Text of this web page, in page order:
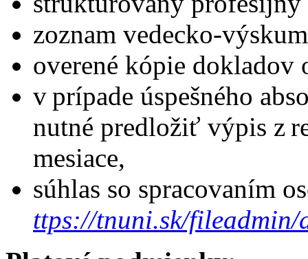
zoznam vedecko-
overené kópie dokladov
v prípade úspešného
nutné predložiť výpis z
mesiace,
súhlas so spracovaním
ttps://tnuni.sk/fileadmin/